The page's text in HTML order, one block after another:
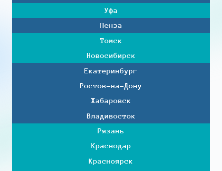
Уфа
Пенза
Томск
Новосибирск
Екатеринбург
Ростов-на-Дону
Хабаровск
Владивосток
Рязань
Краснодар
Красноярск